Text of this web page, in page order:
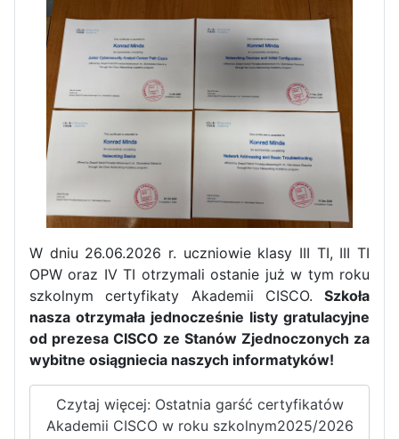
W dniu 26.06.2026 r. uczniowie klasy III TI, III TI
OPW oraz IV TI otrzymali ostanie już w tym roku
szkolnym certyfikaty Akademii CISCO. Szkoła
nasza otrzymała jednocześnie listy gratulacyjne
od prezesa CISCO ze Stanów Zjednoczonych za
wybitne osiągniecia naszych informatyków!
Czytaj więcej: Ostatnia garść certyfikatów
Akademii CISCO w roku szkolnym2025/2026